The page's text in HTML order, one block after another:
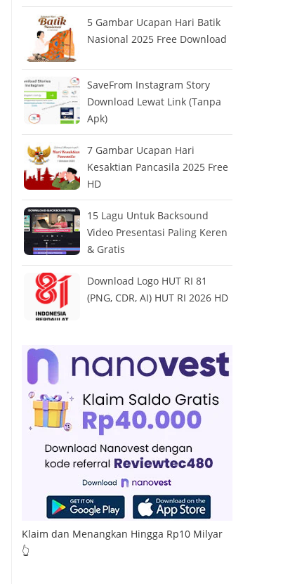
5 Gambar Ucapan Hari Batik
Nasional 2025 Free Download
SaveFrom Instagram Story
Download Lewat Link (Tanpa
Apk)
7 Gambar Ucapan Hari
Kesaktian Pancasila 2025 Free
HD
15 Lagu Untuk Backsound
Video Presentasi Paling Keren
& Gratis
Download Logo HUT RI 81
(PNG, CDR, AI) HUT RI 2026 HD
Klaim dan Menangkan Hingga Rp10 Milyar
👆